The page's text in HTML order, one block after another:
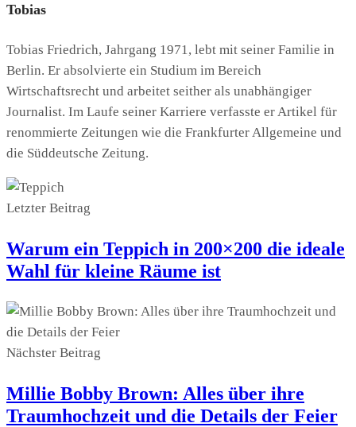
Tobias
Tobias Friedrich, Jahrgang 1971, lebt mit seiner Familie in
Berlin. Er absolvierte ein Studium im Bereich
Wirtschaftsrecht und arbeitet seither als unabhängiger
Journalist. Im Laufe seiner Karriere verfasste er Artikel für
renommierte Zeitungen wie die Frankfurter Allgemeine und
die Süddeutsche Zeitung.
Letzter Beitrag
Warum ein Teppich in 200×200 die ideale
Wahl für kleine Räume ist
Nächster Beitrag
Millie Bobby Brown: Alles über ihre
Traumhochzeit und die Details der Feier